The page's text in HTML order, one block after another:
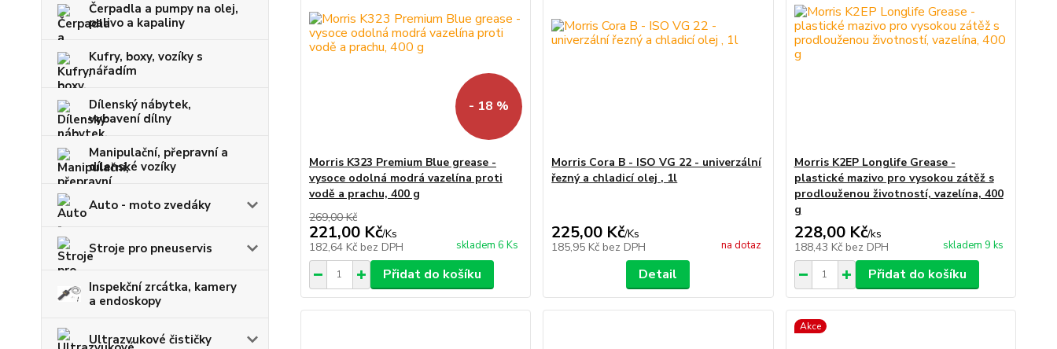
Čerpadla a pumpy na olej,
palivo a kapaliny
Kufry, boxy, vozíky s
nářadím
Dílenský nábytek,
vybavení dílny
Manipulační, přepravní a
dílenské vozíky
Auto - moto zvedáky
Stroje pro pneuservis
Inspekční zrcátka, kamery
a endoskopy
Ultrazvukové čističky
- 18 %
Morris K323 Premium Blue grease -
vysoce odolná modrá vazelína proti
vodě a prachu, 400 g
269,00 Kč
221,00 Kč/Ks
182,64 Kč bez DPH skladem 6 Ks
Přidat do košíku
Morris Cora B - ISO VG 22 - univerzální
řezný a chladicí olej , 1l
225,00 Kč/Ks
185,95 Kč bez DPH na dotaz
Detail
Morris K2EP Longlife Grease -
plastické mazivo pro vysokou zátěž s
prodlouženou životností, vazelína, 400
g
228,00 Kč/ks
188,43 Kč bez DPH skladem 9 ks
Přidat do košíku
Akce